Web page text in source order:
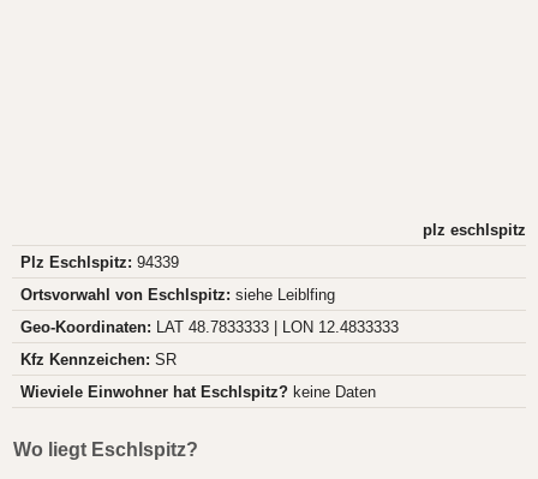
plz eschlspitz
Plz Eschlspitz: 94339
Ortsvorwahl von Eschlspitz: siehe Leiblfing
Geo-Koordinaten: LAT 48.7833333 | LON 12.4833333
Kfz Kennzeichen: SR
Wieviele Einwohner hat Eschlspitz? keine Daten
Wo liegt Eschlspitz?